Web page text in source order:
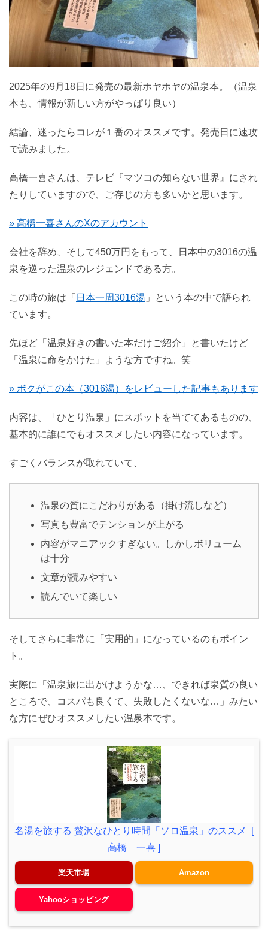
2025年の9月18日に発売の最新ホヤホヤの温泉本。（温泉
本も、情報が新しい方がやっぱり良い）
結論、迷ったらコレが１番のオススメです。発売日に速攻
で読みました。
高橋一喜さんは、テレビ『マツコの知らない世界』にされ
たりしていますので、ご存じの方も多いかと思います。
» 高橋一喜さんのXのアカウント
会社を辞め、そして450万円をもって、日本中の3016の温
泉を巡った温泉のレジェンドである方。
この時の旅は「 日本一周3016湯 」という本の中で語られ
ています。
先ほど「温泉好きの書いた本だけご紹介」と書いたけど
「温泉に命をかけた」ような方ですね。笑
» ボクがこの本（3016湯）をレビューした記事もあります
内容は、「ひとり温泉」にスポットを当ててあるものの、
基本的に誰にでもオススメしたい内容になっています。
すごくバランスが取れていて、
温泉の質にこだわりがある（掛け流しなど）
写真も豊富でテンションが上がる
内容がマニアックすぎない。しかしボリューム
は十分
文章が読みやすい
読んでいて楽しい
そしてさらに非常に「実用的」になっているのもポイン
ト。
実際に「温泉旅に出かけようかな…、できれば泉質の良い
ところで、コスパも良くて、失敗したくないな…」みたい
な方にぜひオススメしたい温泉本です。
名湯を旅する 贅沢なひとり時間「ソロ温泉」のススメ [
高橋 一喜 ]
楽天市場 Amazon
Yahooショッピング